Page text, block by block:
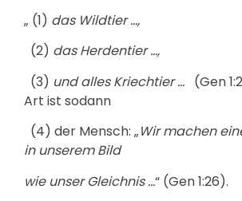
„ (1) das Wildtier …,
(2) das Herdentier …,
(3) und alles Kriechtier … (Gen
Art ist sodann
(4) der Mensch: „Wir machen
in unserem Bild
wie unser Gleichnis …“ (Gen 1:26).